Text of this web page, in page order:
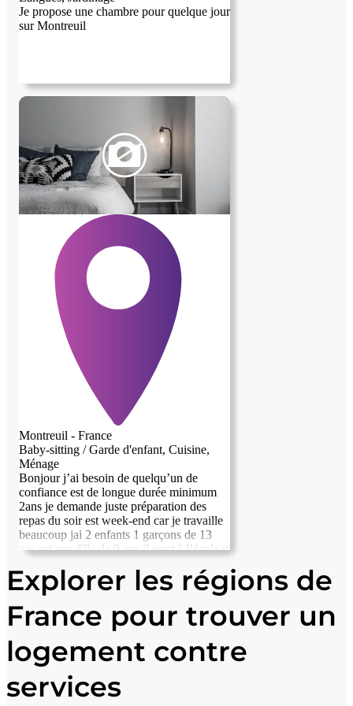
Je propose une chambre pour quelque jour
sur Montreuil
Montreuil - France
Baby-sitting / Garde d'enfant, Cuisine,
Ménage
Bonjour j’ai besoin de quelqu’un de
confiance est de longue durée minimum
2ans je demande juste préparation des
repas du soir est week-end car je travaille
beaucoup jai 2 enfants 1 garçons de 13
ans est une fille de 9 ans il vont à l’école tt
travailler la journée je demande aucune
participation vous êtes nourris loges
Explorer les régions de
France pour trouver un
logement contre
services